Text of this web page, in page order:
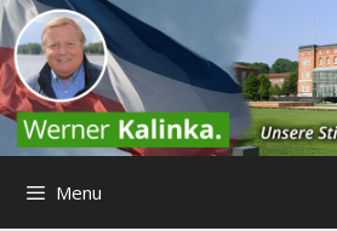
Zum
Inhalt
springen
Menu